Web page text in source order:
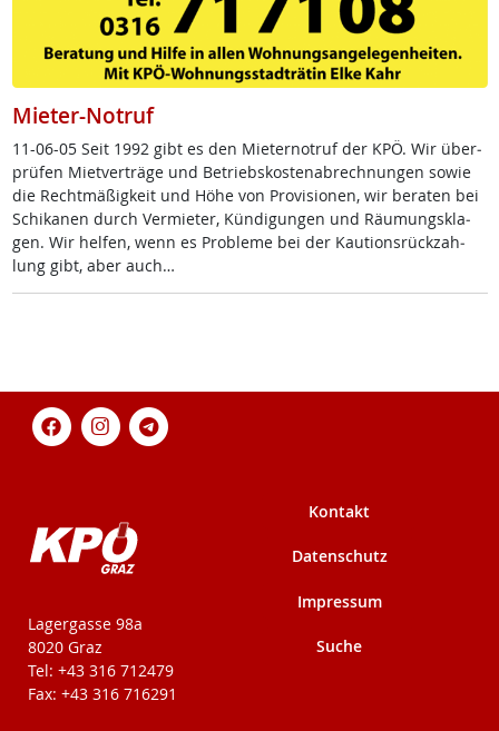
Mieter-Notruf
11-06-05 Seit 1992 gibt es den Mie­ter­no­t­ruf der KPÖ. Wir über­
prü­fen Miet­ver­trä­ge und Be­triebs­kos­ten­ab­rech­nun­gen so­wie
die Recht­mä­ß­ig­keit und Höhe von Pro­vi­sio­nen, wir be­ra­ten bei
Schi­ka­nen durch Ver­mie­ter, Kün­di­gun­gen und Räu­mungs­kla­
gen. Wir hel­fen, wenn es Pro­b­le­me bei der Kau­ti­ons­rück­zah­
lung gibt, aber auch…
KPÖ-Steiermark
Lagergasse 98a
8020 Graz
Tel: +43 316 712479
Fax: +43 316 716291
Kontakt
Datenschutz
Impressum
Suche